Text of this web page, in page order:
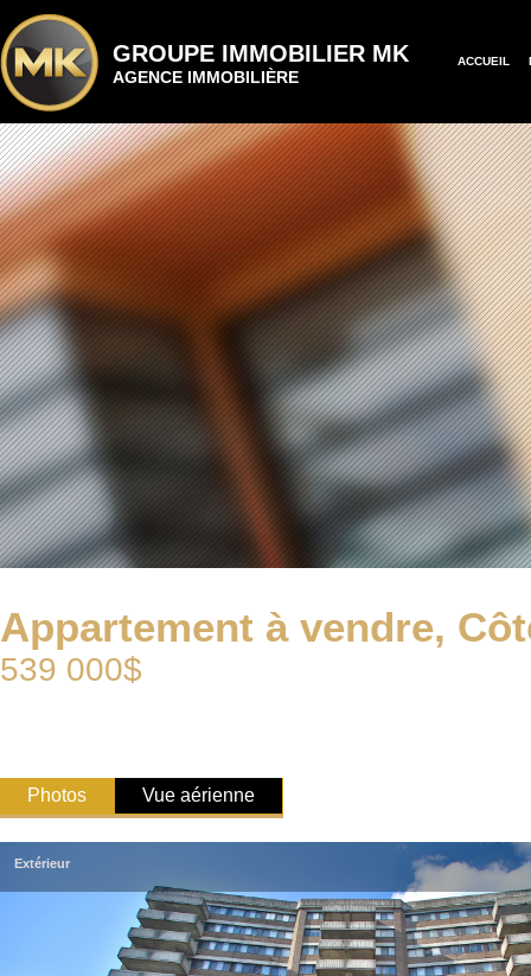
GROUPE IMMOBILIER MK
AGENCE IMMOBILIÈRE
ACCUEIL
Appartement à vendre,
539 000$
Photos Vue aérienne
Extérieur